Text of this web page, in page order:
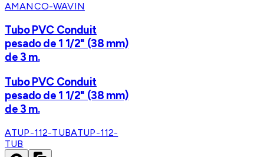
AMANCO-WAVIN
Tubo PVC Conduit
pesado de 1 1/2" (38 mm)
de 3 m.
Tubo PVC Conduit
pesado de 1 1/2" (38 mm)
de 3 m.
ATUP-112-TUBATUP-112-
TUB